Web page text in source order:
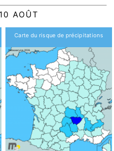
AOÛT
Carte du risque de précipitations